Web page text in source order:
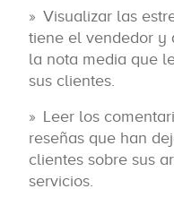
Visualizar las
tiene el vendedor y
la nota media que
sus clientes.
Leer los
reseñas que han
clientes sobre sus
servicios.